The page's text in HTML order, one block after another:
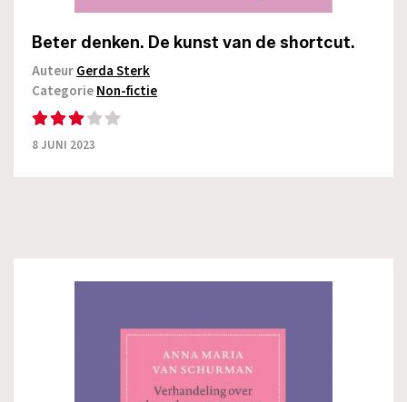
Beter denken. De kunst van de shortcut.
AuteurGerda Sterk
CategorieNon-fictie
8 JUNI 2023